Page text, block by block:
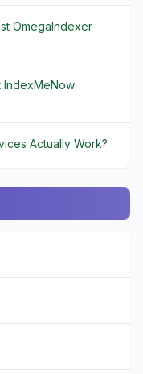
OmegaIndexer
IndexMeNow
Actually Work?